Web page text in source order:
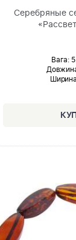
Серебряные
Вага:
Ширина